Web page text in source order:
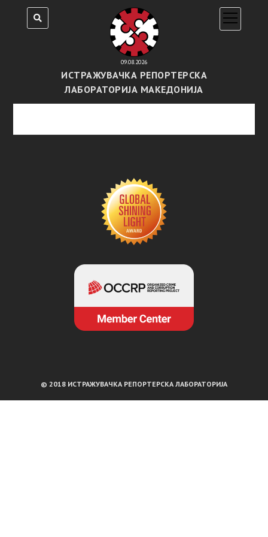
09.08.2026
ИСТРАЖУВАЧКА РЕПОРТЕРСКА
ЛАБОРАТОРИЈА МАКЕДОНИЈА
open
menu
© 2018 ИСТРАЖУВАЧКА РЕПОРТЕРСКА ЛАБОРАТОРИЈА